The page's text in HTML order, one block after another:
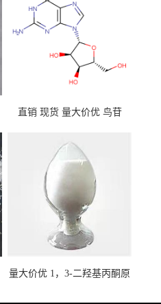
直销 现货 量大价优 鸟苷
量大价优 1，3-二羟基丙酮原